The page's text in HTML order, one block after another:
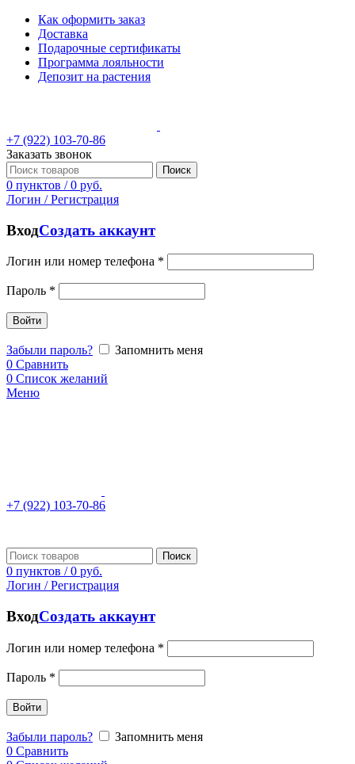
Как оформить заказ
Доставка
Подарочные сертификаты
Программа лояльности
Депозит на растения
+7 (922) 103-70-86
Заказать звонок
Поиск
0 пунктов / 0 руб.
Логин / Регистрация
ВходСоздать аккаунт
Логин или номер телефона *
Пароль *
Войти
Забыли пароль?
Запомнить меня
0 Сравнить
0 Список желаний
Меню
+7 (922) 103-70-86
Поиск
0 пунктов / 0 руб.
Логин / Регистрация
ВходСоздать аккаунт
Логин или номер телефона *
Пароль *
Войти
Забыли пароль?
Запомнить меня
0 Сравнить